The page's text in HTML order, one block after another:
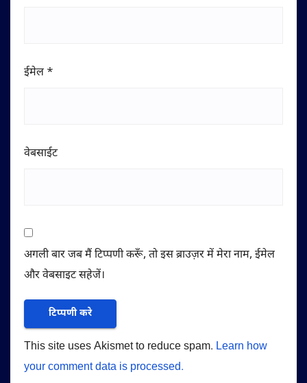
ईमेल *
वेबसाईट
अगली बार जब मैं टिप्पणी करूँ, तो इस ब्राउज़र में मेरा नाम, ईमेल
और वेबसाइट सहेजें।
This site uses Akismet to reduce spam. Learn how
your comment data is processed.